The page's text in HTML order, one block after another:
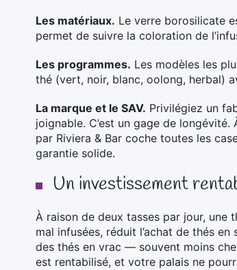
Les matériaux. Le verre borosilicate
permet de suivre la coloration de
Les programmes. Les modèles les
thé (vert, noir, blanc, oolong, herbal)
La marque et le SAV. Privilégiez un
joignable. C’est un gage de
par Riviera & Bar coche toutes les
garantie solide.
Un investissement
À raison de deux tasses par jour,
mal infusées, réduit l’achat de thés
des thés en vrac — souvent moins
est rentabilisé, et votre palais ne